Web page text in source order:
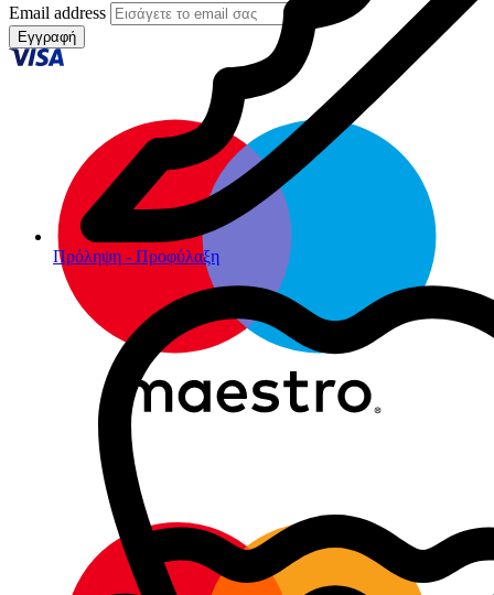
Πρόληψη - Προφύλαξη
Email address
Εγγραφή